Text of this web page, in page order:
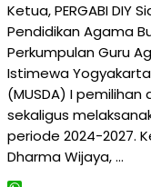
Ketua, PERGABI DIY
Pendidikan Agama
Perkumpulan Guru
Istimewa
(MUSDA) I
sekaligus
periode 2024-2027.
Dharma Wijaya, …